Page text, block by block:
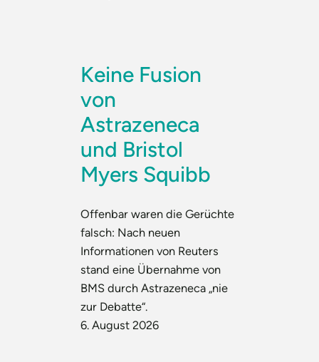
Keine Fusion
von
Astrazeneca
und Bristol
Myers Squibb
Offenbar waren die Gerüchte
falsch: Nach neuen
Informationen von Reuters
stand eine Übernahme von
BMS durch Astrazeneca „nie
zur Debatte“.
6. August 2026